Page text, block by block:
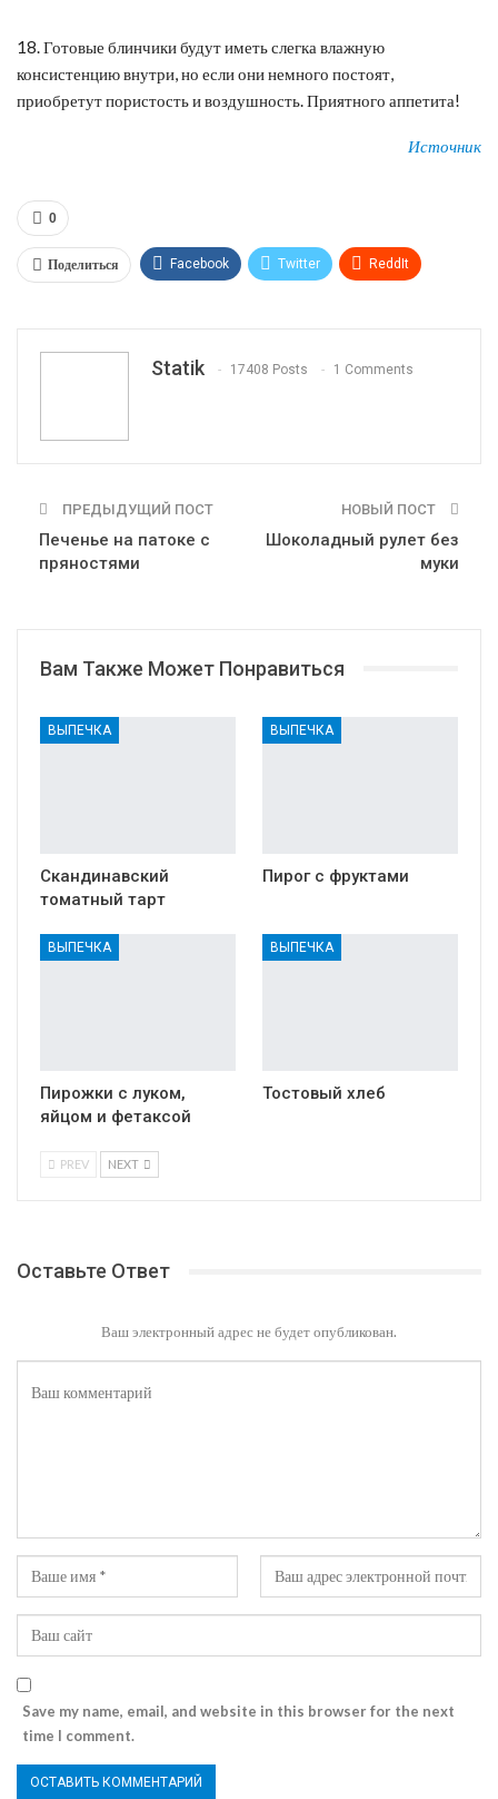
18. Готовые блинчики будут иметь слегка влажную
консистенцию внутри, но если они немного постоят,
приобретут пористость и воздушность. Приятного аппетита!
Источник
0
Поделиться Facebook Twitter ReddIt
Statik 17408 Posts 1 Comments
ПРЕДЫДУЩИЙ ПОСТ
Печенье на патоке с
пряностями
НОВЫЙ ПОСТ
Шоколадный рулет без
муки
Вам Также Может Понравиться
ВЫПЕЧКА
Скандинавский
томатный тарт
ВЫПЕЧКА
Пирог с фруктами
ВЫПЕЧКА
Пирожки с луком,
яйцом и фетаксой
ВЫПЕЧКА
Тостовый хлеб
PREV NEXT
Оставьте Ответ
Ваш электронный адрес не будет опубликован.
Save my name, email, and website in this browser for the next
time I comment.